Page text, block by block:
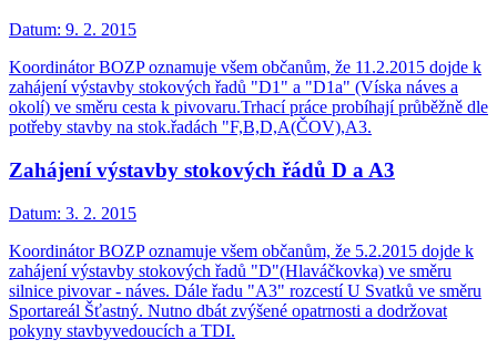
Datum: 9. 2. 2015
Koordinátor BOZP oznamuje všem občanům, že 11.2.2015 dojde k
zahájení výstavby stokových řadů "D1" a "D1a" (Víska náves a
okolí) ve směru cesta k pivovaru.Trhací práce probíhají průběžně dle
potřeby stavby na stok.řadách "F,B,D,A(ČOV),A3.
Zahájení výstavby stokových řádů D a A3
Datum: 3. 2. 2015
Koordinátor BOZP oznamuje všem občanům, že 5.2.2015 dojde k
zahájení výstavby stokových řadů "D"(Hlaváčkovka) ve směru
silnice pivovar - náves. Dále řadu "A3" rozcestí U Svatků ve směru
Sportareál Šťastný. Nutno dbát zvýšené opatrnosti a dodržovat
pokyny stavbyvedoucích a TDI.